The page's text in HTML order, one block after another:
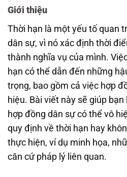
Giới thiệu
Thời hạn là một yếu tố quan
dân sự, vì nó xác định thời
thành nghĩa vụ của mình.
hạn có thể dẫn đến những
trọng, bao gồm cả việc hợp
hiệu. Bài viết này sẽ giúp
hợp đồng dân sự có thể vô
quy định về thời hạn hay
thực hiện, ví dụ minh họa,
căn cứ pháp lý liên quan.